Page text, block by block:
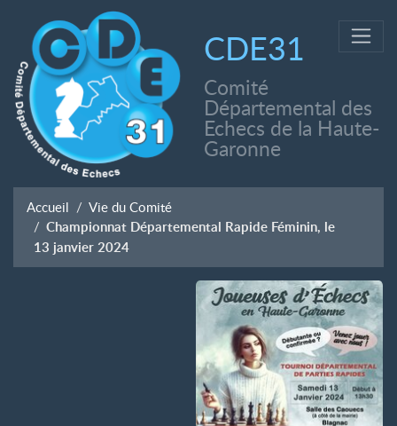
CDE31
Comité
Départemental des
Echecs de la Haute-
Garonne
Accueil Vie du Comité
Championnat Départemental Rapide Féminin, le
13 janvier 2024